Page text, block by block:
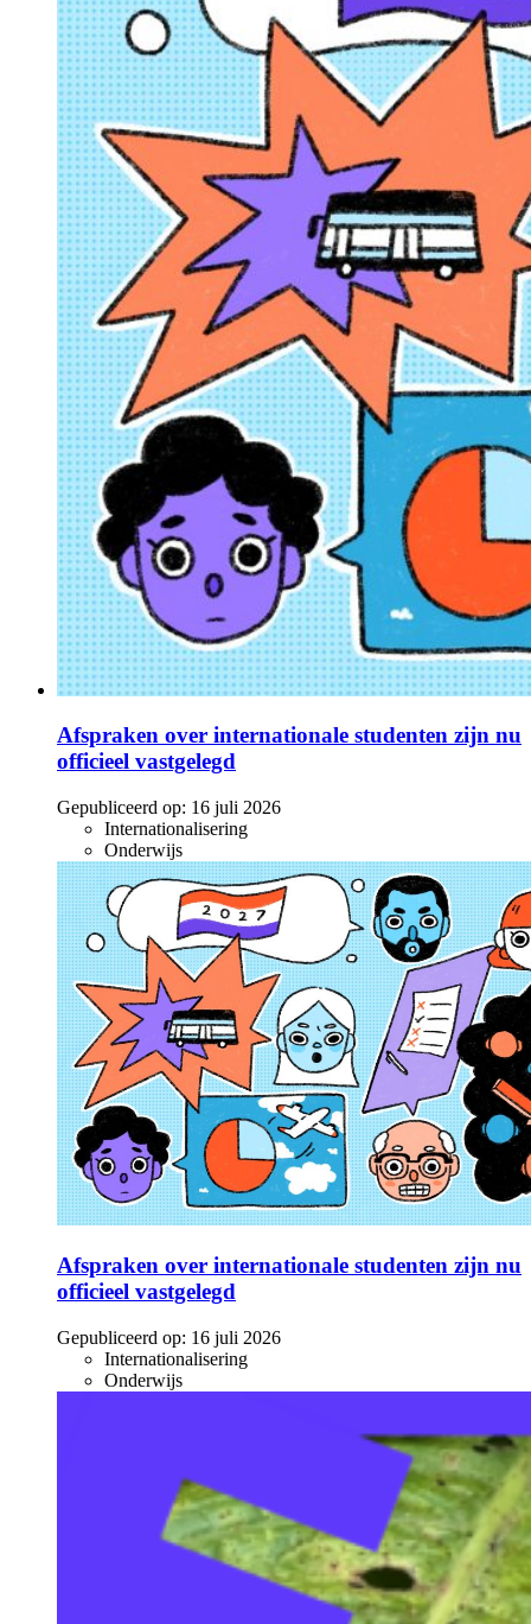
Afspraken over internationale studenten zijn nu
officieel vastgelegd
Gepubliceerd op: 16 juli 2026
Internationalisering
Onderwijs
Afspraken over internationale studenten zijn nu
officieel vastgelegd
Gepubliceerd op: 16 juli 2026
Internationalisering
Onderwijs